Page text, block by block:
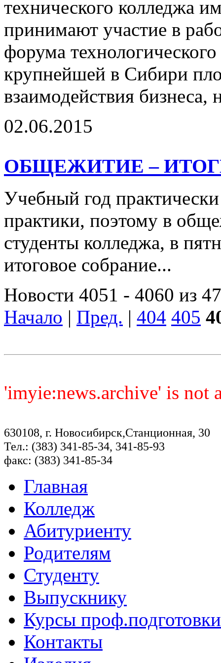
технического колледжа
принимают участие в
форума
крупнейшей в Сибири
взаимодействия бизнеса,
02.06.2015
ОБЩЕЖИТИЕ –
Учебный год
практики, поэтому в
студенты колледжа, в
итоговое собрание...
Новости 4051 - 4060 из
Начало | Пред. | 404 405
'imyie:news.archive' is not
630108, г. Новосибирск,Станционная, 30
Тел.: (383) 341-85-34, 341-85-93
факс: (383) 341-85-34
Главная
Колледж
Абитуриенту
Родителям
Студенту
Выпускнику
Курсы проф.подготовки
Контакты